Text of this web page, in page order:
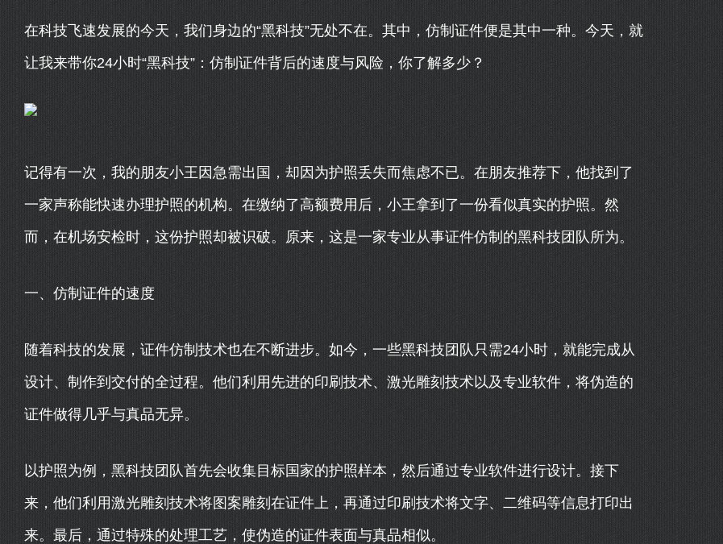
在科技飞速发展的今天，我们身边的“黑科技”无处不在。其中，仿制证件便是其中一种。今天，就
让我来带你24小时“黑科技”：仿制证件背后的速度与风险，你了解多少？
记得有一次，我的朋友小王因急需出国，却因为护照丢失而焦虑不已。在朋友推荐下，他找到了
一家声称能快速办理护照的机构。在缴纳了高额费用后，小王拿到了一份看似真实的护照。然
而，在机场安检时，这份护照却被识破。原来，这是一家专业从事证件仿制的黑科技团队所为。
一、仿制证件的速度
随着科技的发展，证件仿制技术也在不断进步。如今，一些黑科技团队只需24小时，就能完成从
设计、制作到交付的全过程。他们利用先进的印刷技术、激光雕刻技术以及专业软件，将伪造的
证件做得几乎与真品无异。
以护照为例，黑科技团队首先会收集目标国家的护照样本，然后通过专业软件进行设计。接下
来，他们利用激光雕刻技术将图案雕刻在证件上，再通过印刷技术将文字、二维码等信息打印出
来。最后，通过特殊的处理工艺，使伪造的证件表面与真品相似。